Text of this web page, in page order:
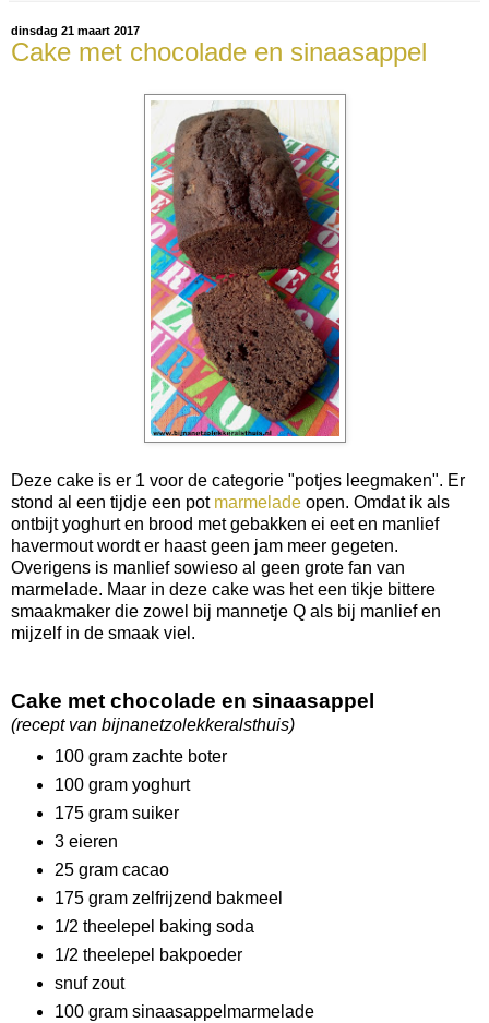
dinsdag 21 maart 2017
Cake met chocolade en sinaasappel
Deze cake is er 1 voor de categorie "potjes leegmaken". Er
stond al een tijdje een pot marmelade open. Omdat ik als
ontbijt yoghurt en brood met gebakken ei eet en manlief
havermout wordt er haast geen jam meer gegeten.
Overigens is manlief sowieso al geen grote fan van
marmelade. Maar in deze cake was het een tikje bittere
smaakmaker die zowel bij mannetje Q als bij manlief en
mijzelf in de smaak viel.
Cake met chocolade en sinaasappel
(recept van bijnanetzolekkeralsthuis)
100 gram zachte boter
100 gram yoghurt
175 gram suiker
3 eieren
25 gram cacao
175 gram zelfrijzend bakmeel
1/2 theelepel baking soda
1/2 theelepel bakpoeder
snuf zout
100 gram sinaasappelmarmelade